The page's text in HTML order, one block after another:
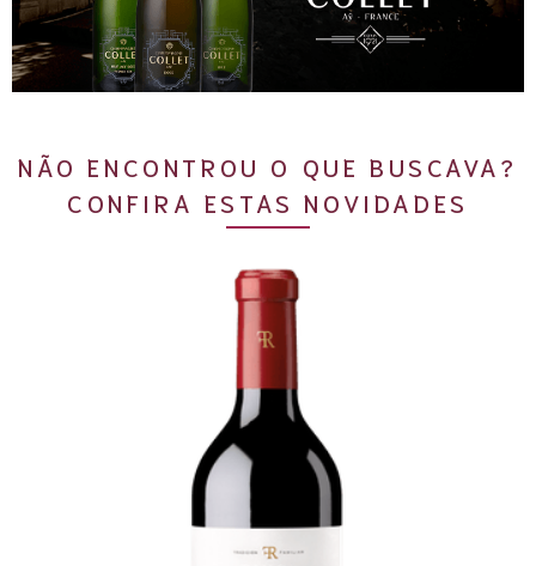
NÃO ENCONTROU O QUE BUSCAVA?
CONFIRA ESTAS NOVIDADES